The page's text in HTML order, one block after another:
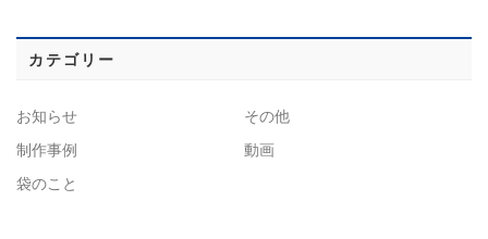
カテゴリー
お知らせ
その他
制作事例
動画
袋のこと